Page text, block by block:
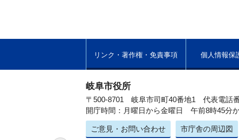
リンク・著作権・免責事項 個人情報保
岐阜市役所
〒500-8701 岐阜市司町40番地1 代表電話
開庁時間：月曜日から金曜日 午前8時45分
ご意見・お問い合わせ 市庁舎の周辺図